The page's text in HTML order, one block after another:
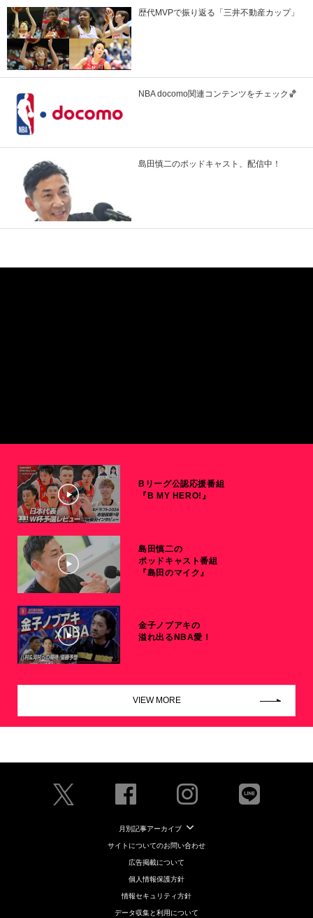
歴代MVPで振り返る「三井不動産カップ」
NBA docomo関連コンテンツをチェック🏀
島田慎二のポッドキャスト、配信中！
Bリーグ公認応援番組
『B MY HERO!』
島田慎二の
ポッドキャスト番組
『島田のマイク』
金子ノブアキの
溢れ出るNBA愛！
VIEW MORE
月別記事アーカイブ
サイトについてのお問い合わせ
広告掲載について
個人情報保護方針
情報セキュリティ方針
データ収集と利用について